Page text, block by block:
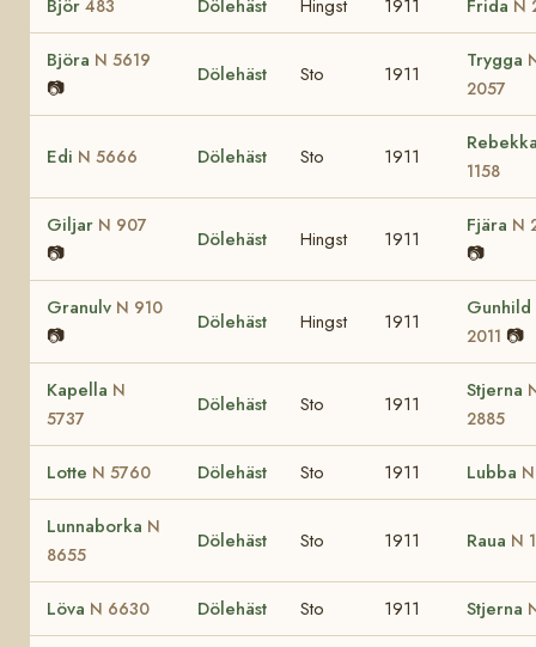
Björ 483 Dölehäst Hingst 1911 Frida N
Björa N 5619
📷
Dölehäst Sto 1911
Trygga
2057
Edi N 5666 Dölehäst Sto 1911
1158
Giljar N 907
📷
Dölehäst Hingst 1911
Fjära N
📷
Granulv N 910
📷
Dölehäst Hingst 1911
Gunhild
2011 📷
Kapella N
5737
Dölehäst Sto 1911
Stjerna
2885
Lotte N 5760 Dölehäst Sto 1911 Lubba
Lunnaborka N
8655
Dölehäst Sto 1911 Raua N
Löva N 6630 Dölehäst Sto 1911 Stjerna